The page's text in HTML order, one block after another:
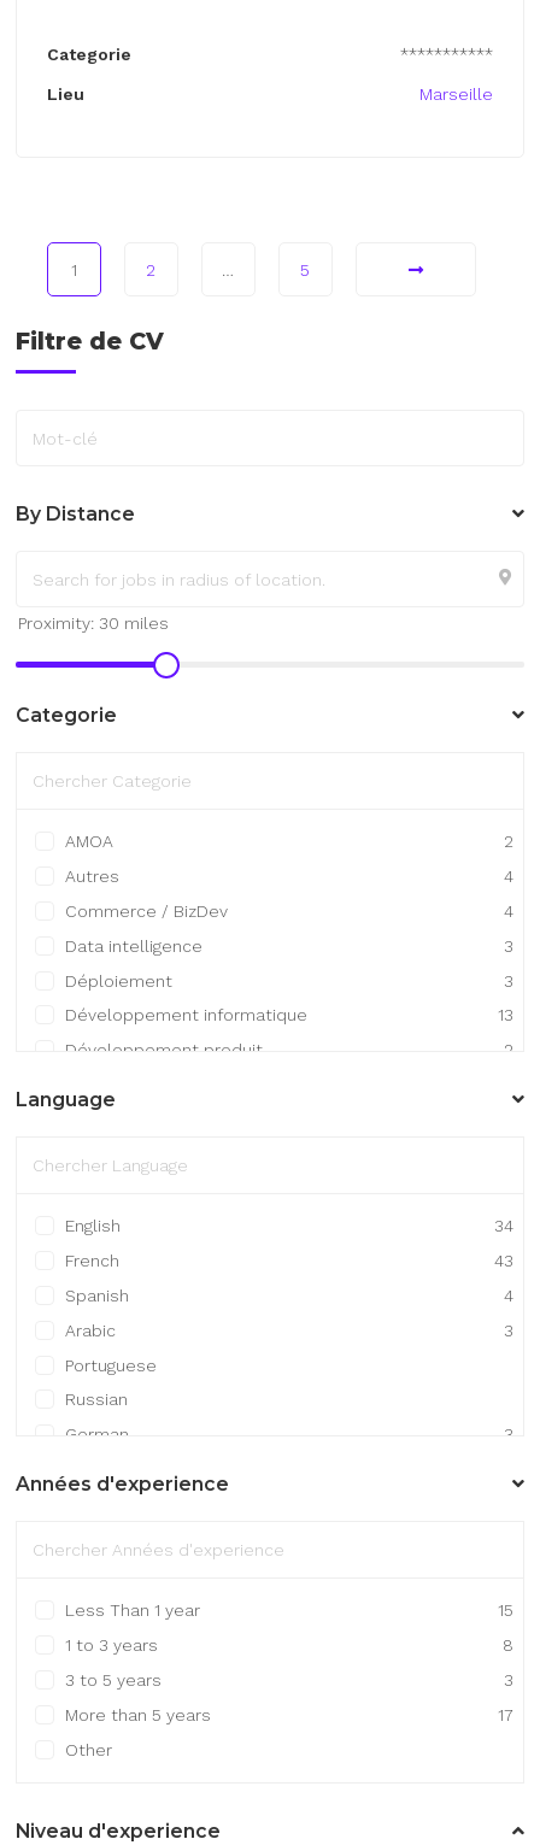
Categorie ***********
Lieu Marseille
1 2 5
Filtre de CV
By Distance
Categorie
AMOA
2
Autres
4
Commerce / BizDev
4
Data intelligence
3
Déploiement
3
Développement informatique
13
Développement produit
2
Maintenance / Support technique
1
Language
English
34
French
43
Spanish
4
Arabic
3
Portuguese
Russian
German
3
Années d'experience
Less Than 1 year
15
1 to 3 years
8
3 to 5 years
3
More than 5 years
17
Other
Niveau d'experience